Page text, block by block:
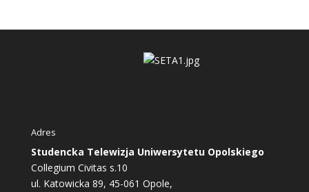
Adres
Studencka Telewizja Uniwersytetu Opolskiego
Collegium Civitas s.10
ul. Katowicka 89, 45-061 Opole,